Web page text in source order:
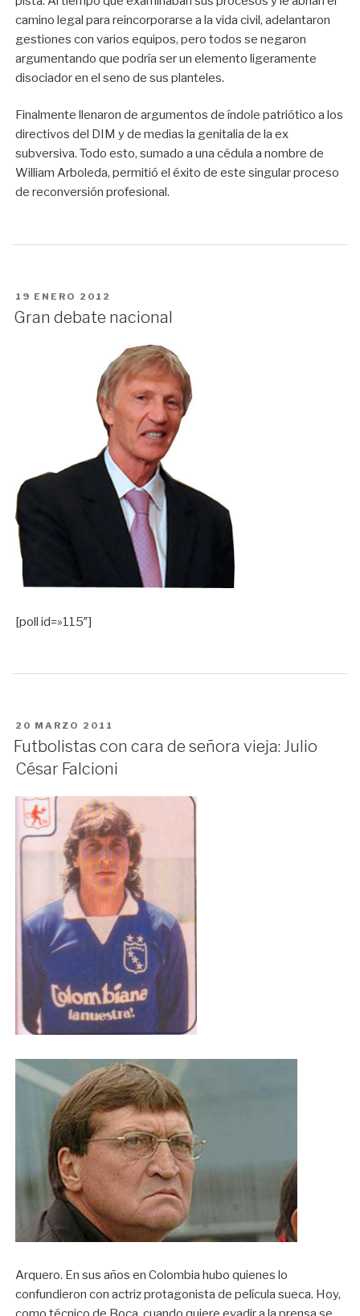
camino legal para reincorporarse a la vida civil, adelantaron
gestiones con varios equipos, pero todos se negaron
argumentando que podría ser un elemento ligeramente
disociador en el seno de sus planteles.
Finalmente llenaron de argumentos de índole patriótico a los
directivos del DIM y de medias la genitalia de la ex
subversiva. Todo esto, sumado a una cédula a nombre de
William Arboleda, permitió el éxito de este singular proceso
de reconversión profesional.
PUBLICADO
EN
19 ENERO 2012
Gran debate nacional
[poll id=»115″]
PUBLICADO
EN
20 MARZO 2011
Futbolistas con cara de señora vieja: Julio
César Falcioni
Arquero. En sus años en Colombia hubo quienes lo
confundieron con actriz protagonista de película sueca. Hoy,